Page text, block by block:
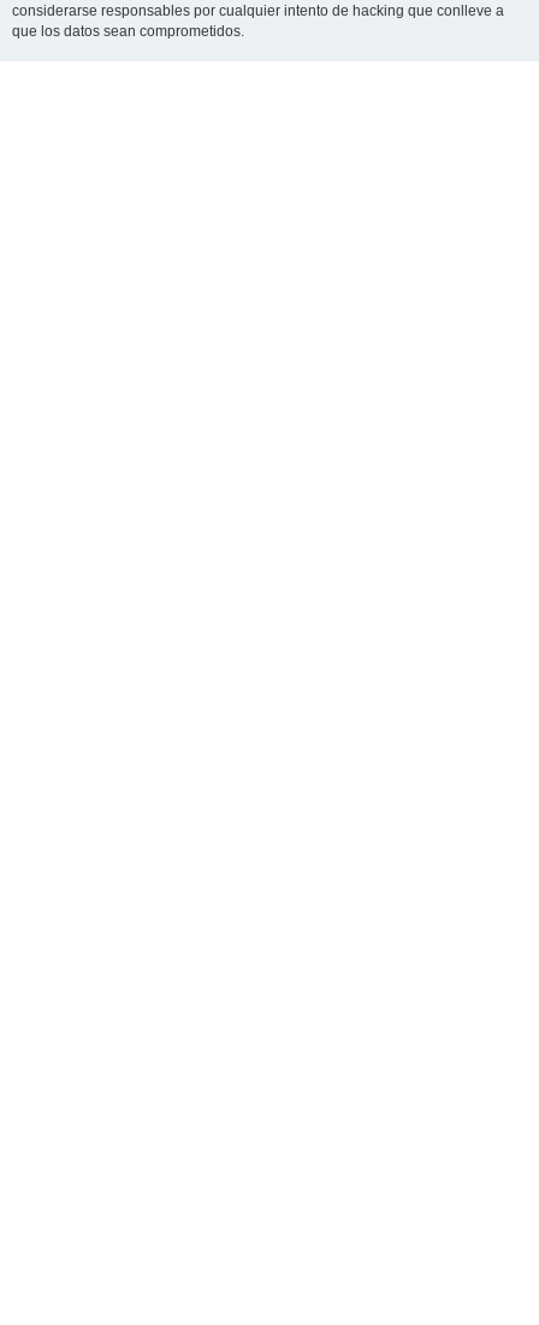
considerarse responsables por cualquier intento de hacking que conlleve a
que los datos sean comprometidos.